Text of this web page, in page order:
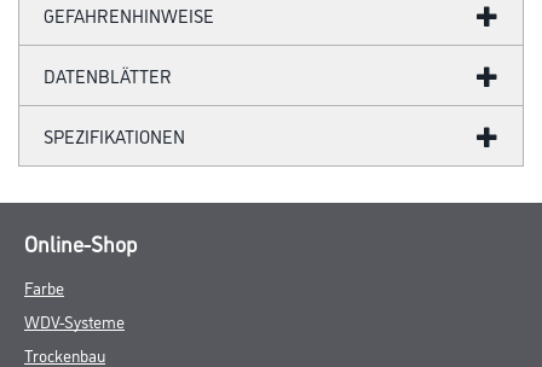
GEFAHRENHINWEISE
DATENBLÄTTER
SPEZIFIKATIONEN
Online-Shop
Farbe
WDV-Systeme
Trockenbau